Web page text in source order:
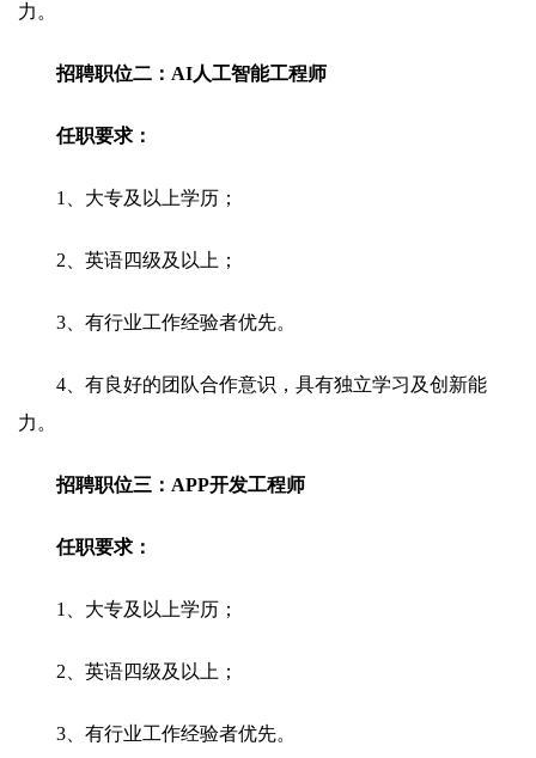
力。
招聘职位二：AI人工智能工程师
任职要求：
1、大专及以上学历；
2、英语四级及以上；
3、有行业工作经验者优先。
4、有良好的团队合作意识，具有独立学习及创新能
力。
招聘职位三：APP开发工程师
任职要求：
1、大专及以上学历；
2、英语四级及以上；
3、有行业工作经验者优先。